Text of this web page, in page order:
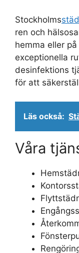
Stockholms
ren och
hemma eller
exceptionella
desinfektions
för att
Läs också:
Våra